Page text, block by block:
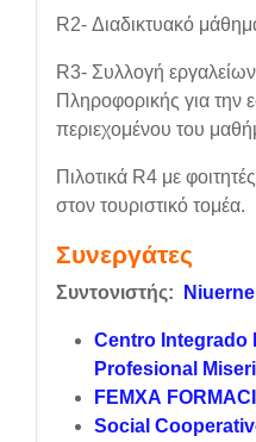
R2- Διαδικτυακό
R3- Συλλογή
Πληροφορικής για την
περιεχομένου του
Πιλοτικά R4 με
στον τουριστικό τομέα.
Συνεργάτες
Συντονιστής:
Centro Integrado
Profesional
FEMXA
Social